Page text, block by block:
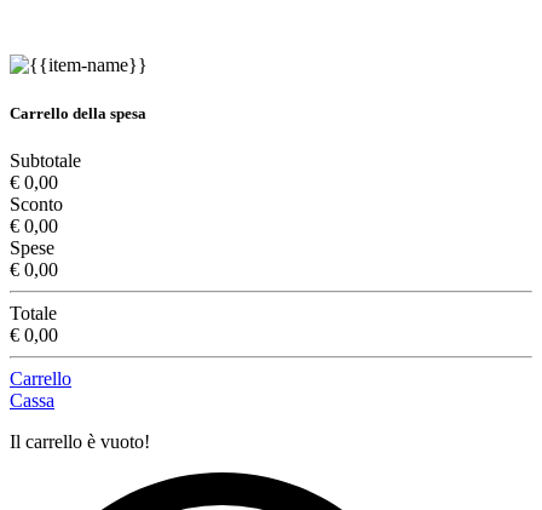
Carrello della spesa
Subtotale
€ 0,00
Sconto
€ 0,00
Spese
€ 0,00
Totale
€ 0,00
Carrello
Cassa
Il carrello è vuoto!